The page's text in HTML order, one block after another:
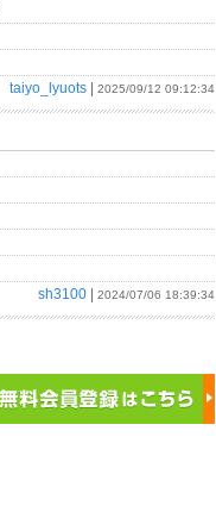
taiyo_lyuots
2025/09/12 09:12:34
sh3100
2024/07/06 18:39:34